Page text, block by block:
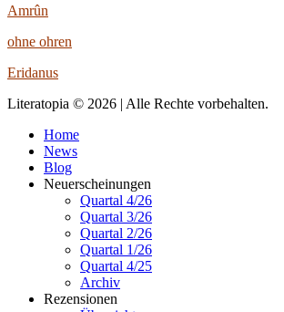
Amrûn
ohne ohren
Eridanus
Literatopia © 2026 | Alle Rechte vorbehalten.
Home
News
Blog
Neuerscheinungen
Quartal 4/26
Quartal 3/26
Quartal 2/26
Quartal 1/26
Quartal 4/25
Archiv
Rezensionen